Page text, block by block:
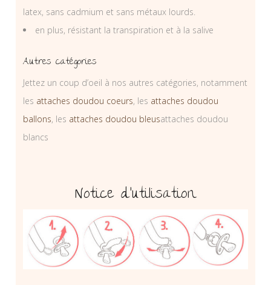
latex, sans cadmium et sans métaux lourds.
en plus, résistant la transpiration et à la salive
Autres catégories
Jettez un coup d’oeil à nos autres catégories, notamment
les attaches doudou coeurs, les attaches doudou
ballons, les attaches doudou bleusattaches doudou
blancs
Notice d’utilisation